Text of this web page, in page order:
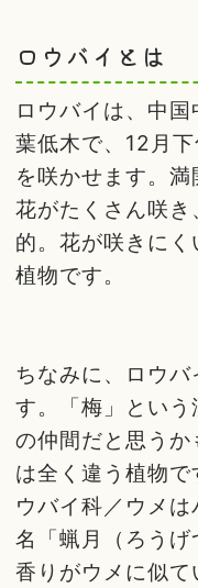
ロウバイとは
ロウバイは、中
葉低木で、12月
を咲かせます。
花がたくさん咲
的。花が咲きに
植物です。
ちなみに、ロウ
す。「梅」とい
の仲間だと思うか
は全く違う植物
ウバイ科／ウメ
名「蝋月（ろう
香りがウメに似